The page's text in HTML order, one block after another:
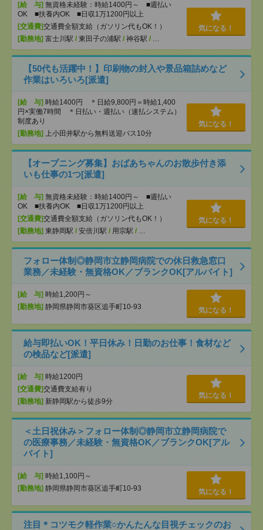
[給 与] 無資格未経験：時給1400円～ ■週払い
OK ■扶養内OK ■日収1万1200円以上
[交通費]交通費全額支給（ガソリン代もOK！）
[勤務地] 富士川駅 / 東田子の浦駅 / 神谷駅 / …
気になる！
【50代も活躍中！】印刷物の封入や景品箱詰めなど
作業はいろいろ[派遣]
[給 与] 時給1400円 ＊日給9,800円＝時給1,400
円×実働7時間 ＊日払い・週払い（速払システム）
制度あり
[勤務地] 上小田井駅から無料送迎バス10分
気になる！
【オープニング募集】おばあちゃんのお散歩付き添
いも仕事の1つ[派遣]
[給 与] 無資格未経験：時給1400円～ ■週払い
OK ■扶養内OK ■日収1万1200円以上
[交通費]交通費全額支給（ガソリン代もOK！）
[勤務地] 東静岡駅 / 安倍川駅 / 用宗駅 / …
気になる！
フォロー体制◎静岡市立静岡病院での休日救急窓口
業務／未経験・無資格OK／ブランクOK[アルバイト]
[給 与] 時給1,200円～
[勤務地] 静岡県静岡市葵区追手町10-93 気になる！
給与即払いOK！平日休み！日勤のお仕事！食材など
の検品など[派遣]
[給 与] 時給1200円
[交通費]交通費支給有り
[勤務地] 新静岡駅から徒歩9分
気になる！
＜土日祝休み＞フォロー体制◎静岡市立静岡病院で
の医療事務／未経験・無資格OK／ブランクOK[アル
バイト]
[給 与] 時給1,100円～
[勤務地] 静岡県静岡市葵区追手町10-93 気になる！
注目＊コツモク軽作業○かんたんな目視チェックのお